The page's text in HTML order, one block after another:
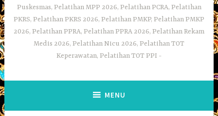
Puskesmas, Pelatihan MPP 2026, Pelatihan PCRA, Pelatihan
PKRS, Pelatihan PKRS 2026, Pelatihan PMKP, Pelatihan PMKP
2026, Pelatihan PPRA, Pelatihan PPRA 2026, Pelatihan Rekam
Medis 2026, Pelatihan Nicu 2026, Pelatihan TOT
Keperawatan, Pelatihan TOT PPI
MENU